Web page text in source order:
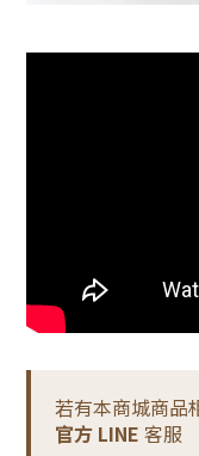
若有本商城商品
官方 LINE 客服